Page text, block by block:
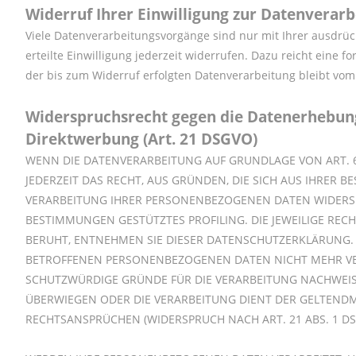
Widerruf Ihrer Einwilligung zur
Viele Datenverarbeitungsvorgänge sind nur mit Ihrer
erteilte Einwilligung jederzeit widerrufen. Dazu reicht eine
der bis zum Widerruf erfolgten Datenverarbeitung bleibt
Widerspruchsrecht gegen die
Direktwerbung (Art. 21 DSGVO)
WENN DIE DATENVERARBEITUNG AUF GRUNDLAGE VON
JEDERZEIT DAS RECHT, AUS GRÜNDEN, DIE SICH AUS IHRER
VERARBEITUNG IHRER PERSONENBEZOGENEN DATEN
BESTIMMUNGEN GESTÜTZTES PROFILING. DIE JEWEILIGE
BERUHT, ENTNEHMEN SIE DIESER
BETROFFENEN PERSONENBEZOGENEN DATEN NICHT MEHR
SCHUTZWÜRDIGE GRÜNDE FÜR DIE VERARBEITUNG
ÜBERWIEGEN ODER DIE VERARBEITUNG DIENT DER
RECHTSANSPRÜCHEN (WIDERSPRUCH NACH ART. 21 ABS. 1